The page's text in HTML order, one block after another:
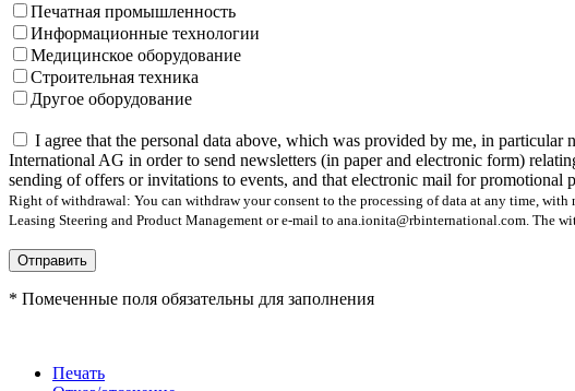
Печатная промышленность
Информационные технологии
Медицинское оборудование
Строительная техника
Другое оборудование
I agree that the personal data above, which was provided by me, in
International AG in order to send newsletters (in paper and electronic form)
sending of offers or invitations to events, and that electronic mail for promotional
Right of withdrawal: You can withdraw your consent to the processing of data at any time,
Leasing Steering and Product Management or e-mail to ana.ionita@rbinternational.com. The
Отправить
* Помеченные поля обязательны для заполнения
Печать